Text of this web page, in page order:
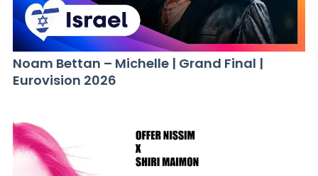
Noam Bettan – Michelle | Grand Final |
Eurovision 2026